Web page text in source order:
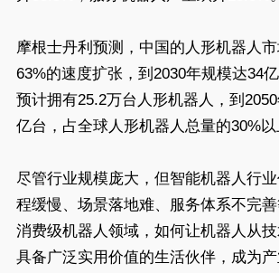
摩根士丹利预测，中国的人形机器人
63%的速度扩张，到2030年规模达34
预计拥有25.2万台人形机器人，到
亿台，占全球人形机器人总量的30%以
尽管行业规模庞大，但智能机器人行
程缓慢、场景落地难、服务体系不完
消费级机器人领域，如何让机器人从
具备广泛实用价值的生活伙伴，成为